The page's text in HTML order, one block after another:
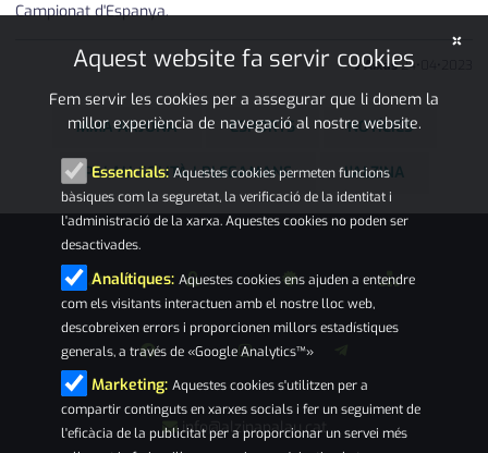
Campionat d'Espanya.
J Aixàs24
MMA ARJONA ESPORTS NOTÍCIES
PALAU-SOLITÀ I PLEGAMANS L'ALZINA
info@alzinapalau.cat
×
Aquest website fa servir cookies
Fem servir les cookies per a assegurar que li donem la
millor experiència de navegació al nostre website.
Essencials: Aquestes cookies permeten funcions
bàsiques com la seguretat, la verificació de la identitat i
l'administració de la xarxa. Aquestes cookies no poden ser
desactivades.
Analítiques: Aquestes cookies ens ajuden a entendre
com els visitants interactuen amb el nostre lloc web,
descobreixen errors i proporcionen millors estadístiques
generals, a través de «Google Analytics™»
Marketing: Aquestes cookies s'utilitzen per a
compartir continguts en xarxes socials i fer un seguiment de
l'eficàcia de la publicitat per a proporcionar un servei més